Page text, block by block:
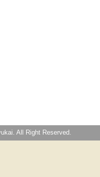
All Right Reserved.